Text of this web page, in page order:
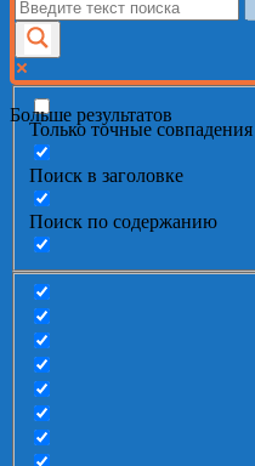
Больше результатов
Только точные совпадения
Поиск в заголовке
Поиск по содержанию